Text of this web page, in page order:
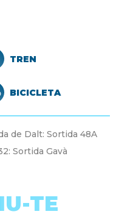
TREN
BICICLETA
de Dalt: Sortida 48A
Sortida Gavà
TE